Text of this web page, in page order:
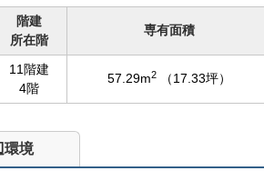
階建
所在階
専有面積
11階建
4階
57.29m2 （17.33坪）
環境